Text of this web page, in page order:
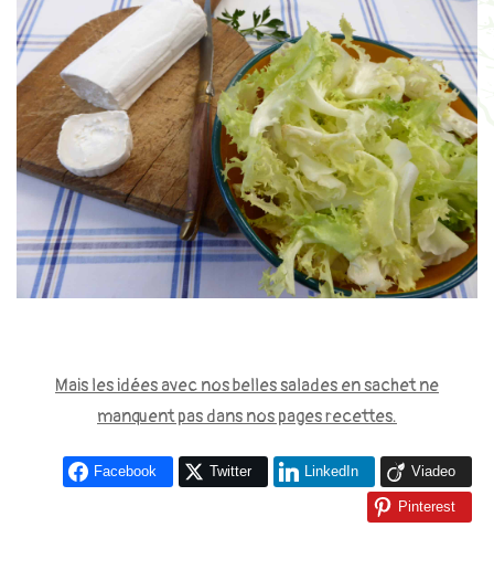
Mais les idées avec nos belles salades en sachet ne
manquent pas dans nos pages recettes.
Facebook Twitter LinkedIn Viadeo
Pinterest